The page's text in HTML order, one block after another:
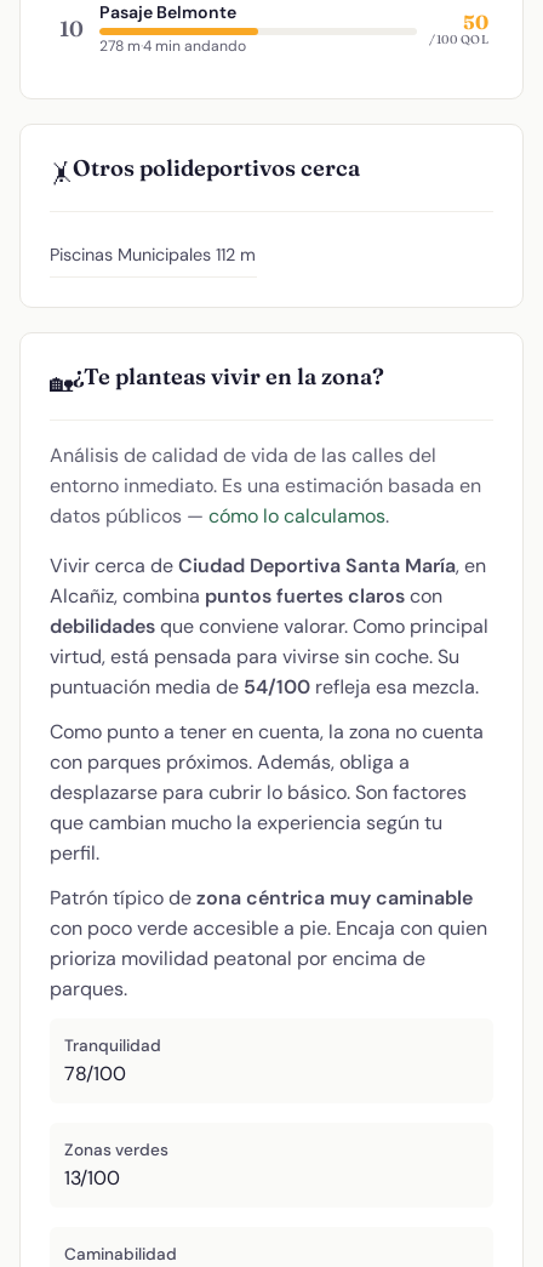
10
Pasaje Belmonte
278 m·4 min andando
50
/100 QOL
🤸Otros polideportivos cerca
Piscinas Municipales 112 m
🏡¿Te planteas vivir en la zona?
Análisis de calidad de vida de las calles del
entorno inmediato. Es una estimación basada en
datos públicos — cómo lo calculamos.
Vivir cerca deCiudad Deportiva Santa María, en
Alcañiz, combina puntos fuertes claroscon
debilidadesque conviene valorar. Como principal
virtud, está pensada para vivirse sin coche. Su
puntuación media de 54/100 refleja esa mezcla.
Como punto a tener en cuenta, la zona no cuenta
con parques próximos. Además, obliga a
desplazarse para cubrir lo básico. Son factores
que cambian mucho la experiencia según tu
perfil.
Patrón típico dezona céntrica muy caminable
con poco verde accesible a pie. Encaja con quien
prioriza movilidad peatonal por encima de
parques.
Tranquilidad
78/100
Zonas verdes
13/100
Caminabilidad